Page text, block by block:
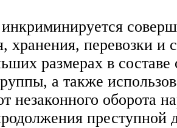
хранения, перевозки и
размерах в составе
а также
незаконного оборота
преступной